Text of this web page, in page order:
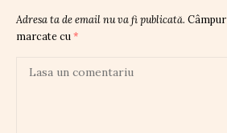
Adresa ta de email nu va fi publicată.
marcate cu *